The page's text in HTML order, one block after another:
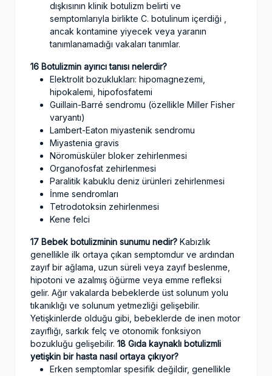
dışkısının klinik botulizm belirti ve
semptomlarıyla birlikte C. botulinum içerdiği ,
ancak kontamine yiyecek veya yaranın
tanımlanamadığı vakaları tanımlar.
16 Botulizmin ayırıcı tanısı nelerdir?
Elektrolit bozuklukları: hipomagnezemi,
hipokalemi, hipofosfatemi
Guillain-Barré sendromu (özellikle Miller Fisher
varyantı)
Lambert-Eaton miyastenik sendromu
Miyastenia gravis
Nöromüsküler bloker zehirlenmesi
Organofosfat zehirlenmesi
Paralitik kabuklu deniz ürünleri zehirlenmesi
İnme sendromları
Tetrodotoksin zehirlenmesi
Kene felci
17 Bebek botulizminin sunumu nedir? Kabızlık
genellikle ilk ortaya çıkan semptomdur ve ardından
zayıf bir ağlama, uzun süreli veya zayıf beslenme,
hipotoni ve azalmış öğürme veya emme refleksi
gelir. Ağır vakalarda bebeklerde üst solunum yolu
tıkanıklığı ve solunum yetmezliği gelişebilir.
Yetişkinlerde olduğu gibi, bebeklerde de inen motor
zayıflığı, sarkık felç ve otonomik fonksiyon
bozukluğu gelişebilir. 18 Gıda kaynaklı botulizmli
yetişkin bir hasta nasıl ortaya çıkıyor?
Erken semptomlar spesifik değildir, genellikle